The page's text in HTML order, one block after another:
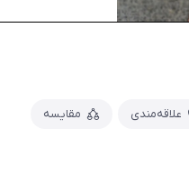
علاقه‌مندی مقایسه